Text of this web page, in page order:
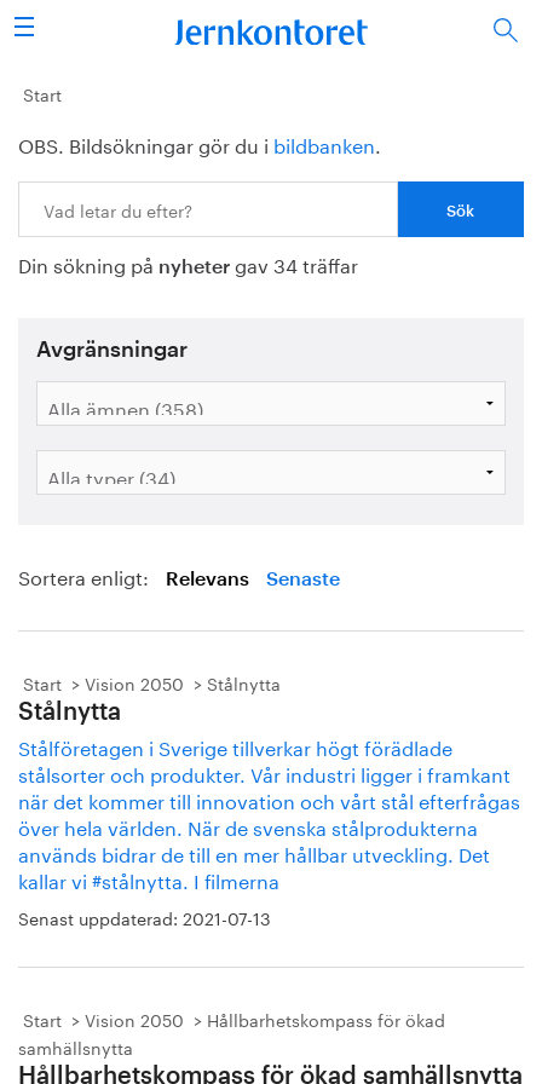
Sök
Stålindustrin
Vision 2050
Forskning/utbildning
Energi/miljö
Vi tycker
Bildbank
Start
OBS. Bildsökningar gör du i bildbanken.
Din sökning på nyheter gav 34 träffar
Avgränsningar
Sortera enligt: Relevans Senaste
Start Vision 2050 Stålnytta
Stålnytta
Stålföretagen i Sverige tillverkar högt förädlade
stålsorter och produkter. Vår industri ligger i framkant
när det kommer till innovation och vårt stål efterfrågas
över hela världen. När de svenska stålprodukterna
används bidrar de till en mer hållbar utveckling. Det
kallar vi #stålnytta. I filmerna
Senast uppdaterad: 2021-07-13
Start Vision 2050
Hållbarhetskompass för ökad
samhällsnytta
Hållbarhetskompass för ökad samhällsnytta